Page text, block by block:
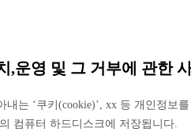
,운영 및 그 거부에 관한
는 ‘쿠키(cookie)’, xx 등 개인정
컴퓨터 하드디스크에 저장됩니다.